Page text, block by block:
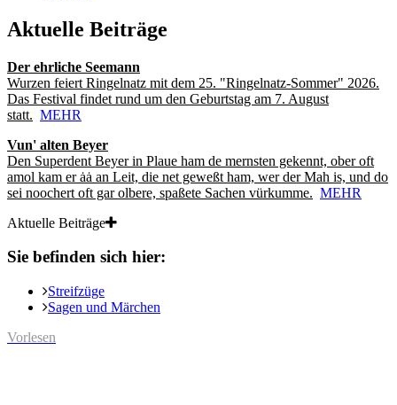
Aktuelle Beiträge
Der ehrliche Seemann
Wurzen feiert Ringelnatz mit dem 25. "Ringelnatz-Sommer" 2026.
Das Festival findet rund um den Geburtstag am 7. August
statt. MEHR
Vun' alten Beyer
Den Superdent Beyer in Plaue ham de mernsten gekennt, ober oft
amol kam er ȧȧ an Leit, die net geweßt ham, wer der Mah is, und do
sei noochert oft gar olbere, spaßete Sachen vürkumme. MEHR
Aktuelle Beiträge
Sie befinden sich hier:
Streifzüge
Sagen und Märchen
Vorlesen